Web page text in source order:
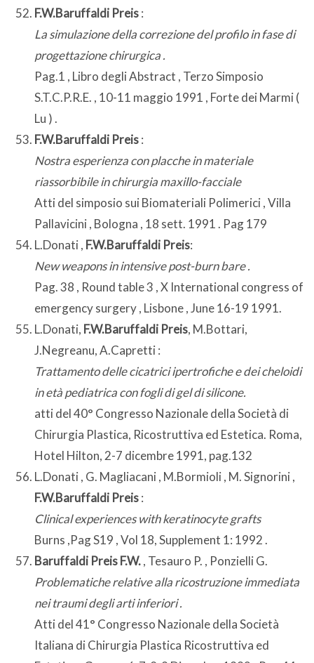
F.W.Baruffaldi Preis:
La simulazione della correzione del profilo in fase di
progettazione chirurgica .
Pag.1 , Libro degli Abstract , Terzo Simposio
S.T.C.P.R.E. , 10-11 maggio 1991 , Forte dei Marmi (
Lu ) .
F.W.Baruffaldi Preis:
Nostra esperienza con placche in materiale
riassorbibile in chirurgia maxillo-facciale
Atti del simposio sui Biomateriali Polimerici , Villa
Pallavicini , Bologna , 18 sett. 1991 . Pag 179
L.Donati , F.W.Baruffaldi Preis:
New weapons in intensive post-burn bare .
Pag. 38 , Round table 3 , X International congress of
emergency surgery , Lisbone , June 16-19 1991.
L.Donati, F.W.Baruffaldi Preis, M.Bottari,
J.Negreanu, A.Capretti :
Trattamento delle cicatrici ipertrofiche e dei cheloidi
in età pediatrica con fogli di gel di silicone.
atti del 40° Congresso Nazionale della Società di
Chirurgia Plastica, Ricostruttiva ed Estetica. Roma,
Hotel Hilton, 2-7 dicembre 1991, pag.132
L.Donati , G. Magliacani , M.Bormioli , M. Signorini ,
F.W.Baruffaldi Preis:
Clinical experiences with keratinocyte grafts
Burns ,Pag S19 , Vol 18, Supplement 1: 1992 .
Baruffaldi Preis F.W., Tesauro P. , Ponzielli G.
Problematiche relative alla ricostruzione immediata
nei traumi degli arti inferiori .
Atti del 41° Congresso Nazionale della Società
Italiana di Chirurgia Plastica Ricostruttiva ed